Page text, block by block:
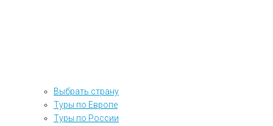
Выбрать страну
Туры по Европе
Туры по России